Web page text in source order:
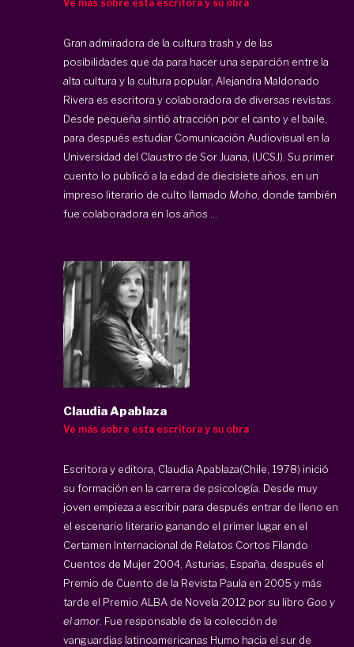
Ve más sobre esta escritora y su obra
Gran admiradora de la cultura trash y de las
posibilidades que da para hacer una separción entre la
alta cultura y la cultura popular, Alejandra Maldonado
Rivera es escritora y colaboradora de diversas revistas.
Desde pequeña sintió atracción por el canto y el baile,
para después estudiar Comunicación Audiovisual en la
Universidad del Claustro de Sor Juana, (UCSJ). Su primer
cuento lo publicó a la edad de diecisiete años, en un
impreso literario de culto llamado Moho , donde también
fue colaboradora en los años ...
Claudia Apablaza
Ve más sobre esta escritora y su obra
Escritora y editora, Claudia Apablaza(Chile, 1978) inició
su formación en la carrera de psicología. Desde muy
joven empieza a escribir para después entrar de lleno en
el escenario literario ganando el primer lugar en el
Certamen Internacional de Relatos Cortos Filando
Cuentos de Mujer 2004, Asturias, España, después el
Premio de Cuento de la Revista Paula en 2005 y más
tarde el Premio ALBA de Novela 2012 por su libro Goo y
el amor . Fue responsable de la colección de
vanguardias latinoamericanas Humo hacia el sur de